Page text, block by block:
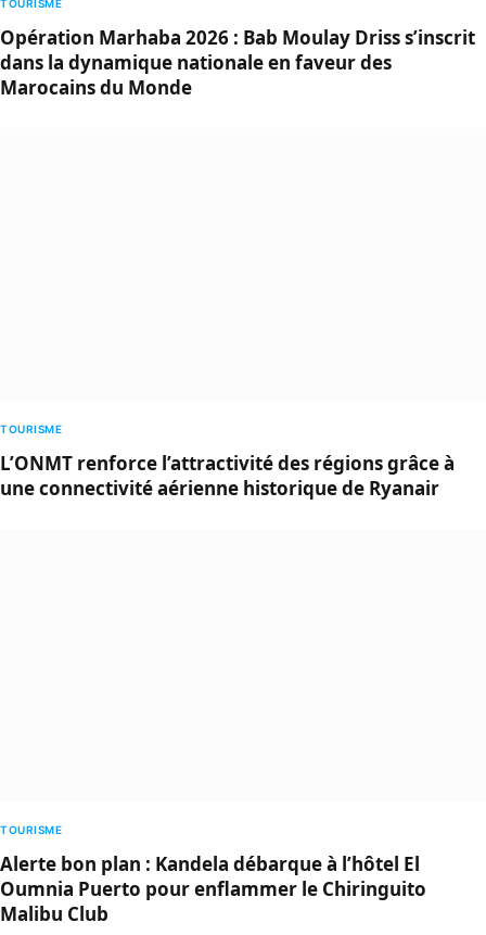
TOURISME
Opération Marhaba 2026 : Bab Moulay Driss s’inscrit
dans la dynamique nationale en faveur des
Marocains du Monde
TOURISME
L’ONMT renforce l’attractivité des régions grâce à
une connectivité aérienne historique de Ryanair
TOURISME
Alerte bon plan : Kandela débarque à l’hôtel El
Oumnia Puerto pour enflammer le Chiringuito
Malibu Club